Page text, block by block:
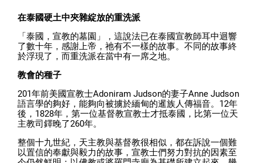
在泰國硬土中夾雜綻放的重洗派
「泰國，宣教的墓園」，這說法已在泰國宣教師耳中迴響
了數十年，感謝上帝，祂有不一樣的故事。不同的故事終
於浮現了，而重洗派在當中有一席之地。
教會的種子
201年前美國宣教士Adoniram Judson的妻子Anne Judson
語言學的夠好，能夠向被擄於緬甸的暹族人傳福音。12年
後，1828年，第一位基督教宣教士才抵泰國，比第一位天
主教司鐸晚了260年。
整個十九世紀，天主教與基督教很相似，都在訴說一個難
以置信的奉獻與毅力的故事，宣教士們努力對抗的因素至